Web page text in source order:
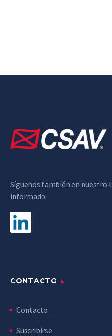
Síguenos también en nuestro
informado:
CONTACTO
Contacto
Suscribirse